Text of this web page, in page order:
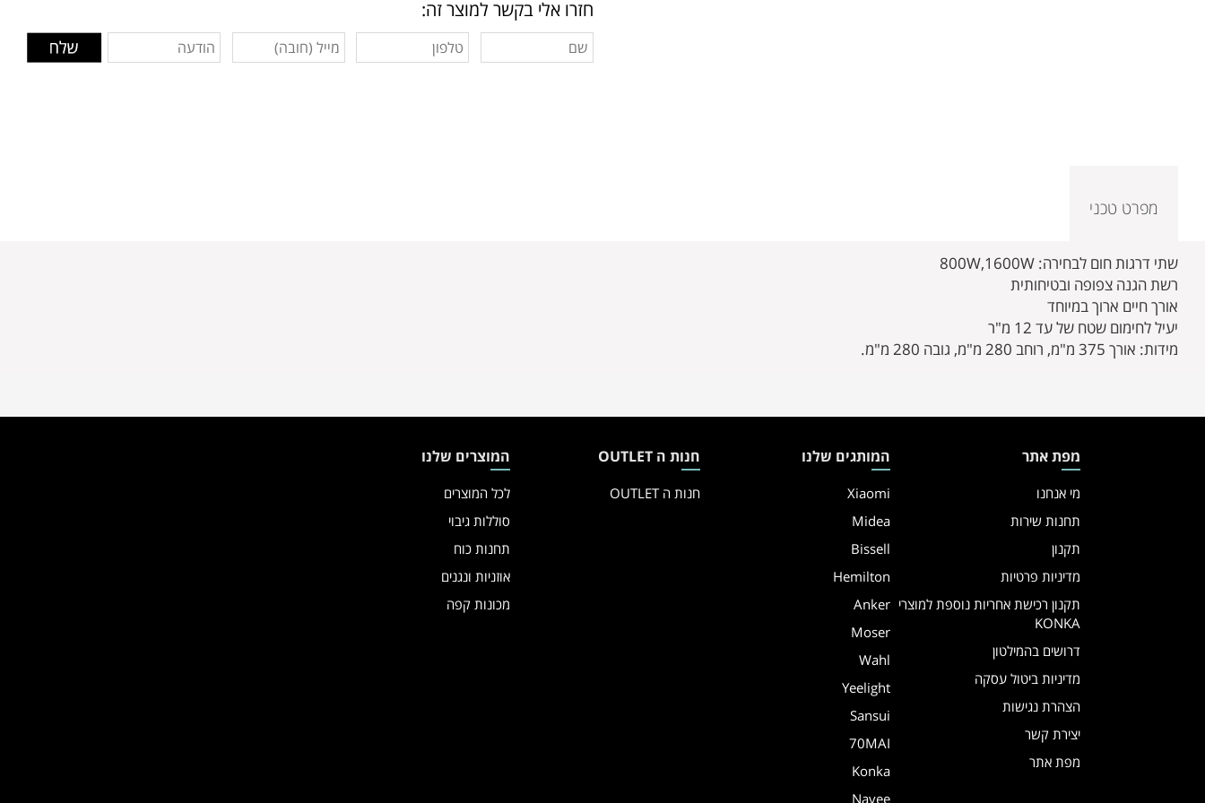
חזרו אלי בקשר למוצר זה:
מפרט טכני
שתי דרגות חום לבחירה: 800W,1600W
רשת הגנה צפופה ובטיחותית
אורך חיים ארוך במיוחד
יעיל לחימום שטח של עד 12 מ"ר
מידות: אורך 375 מ"מ, רוחב 280 מ"מ, גובה 280 מ"מ.
מפת אתר
מי אנחנו
תחנות שירות
תקנון
מדיניות פרטיות
תקנון רכישת אחריות נוספת למוצרי
KONKA
דרושים בהמילטון
מדיניות ביטול עסקה
הצהרת נגישות
יצירת קשר
מפת אתר
המותגים שלנו
Xiaomi
Midea
Bissell
Hemilton
Anker
Moser
Wahl
Yeelight
Sansui
70MAI
Konka
Navee
חנות ה OUTLET
חנות ה OUTLET
המוצרים שלנו
לכל המוצרים
סוללות גיבוי
תחנות כוח
אוזניות ונגנים
מכונות קפה